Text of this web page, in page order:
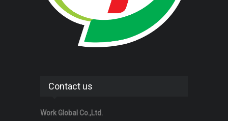
Contact us
Work Global Co.,Ltd.